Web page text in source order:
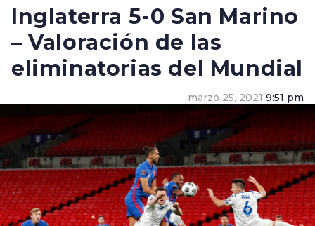
Inglaterra 5-0 San Marino
– Valoración de las
eliminatorias del Mundial
marzo 25, 2021 9:51 pm